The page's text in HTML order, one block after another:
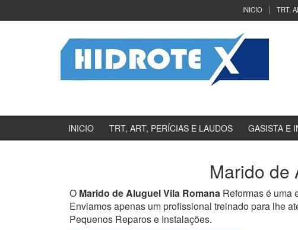
INICIO TRT,
INICIO TRT, ART, PERÍCIAS E LAUDOS GASISTA E
Marido de
O Marido de Aluguel Vila Romana Reformas é uma
Enviamos apenas um profissional treinado para lhe
Pequenos Reparos e Instalações.